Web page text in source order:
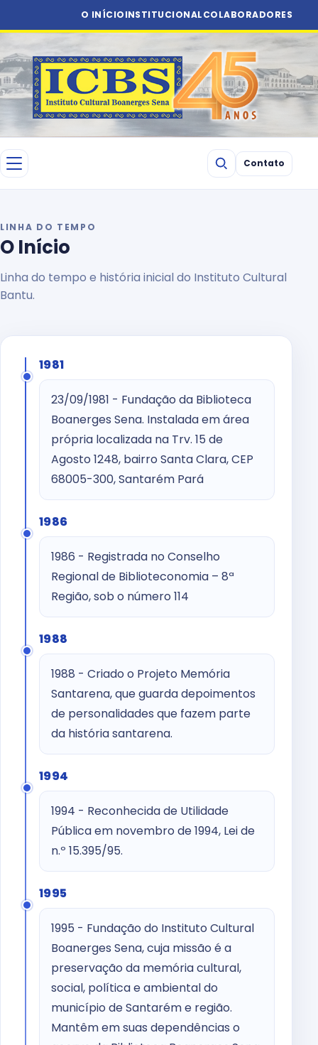
O INÍCIOINSTITUCIONALCOLABORADORES
Contato
LINHA DO TEMPO
O Início
Linha do tempo e história inicial do Instituto Cultural
Bantu.
1981
23/09/1981 - Fundação da Biblioteca
Boanerges Sena. Instalada em área
própria localizada na Trv. 15 de
Agosto 1248, bairro Santa Clara, CEP
68005-300, Santarém Pará
1986
1986 - Registrada no Conselho
Regional de Biblioteconomia – 8ª
Região, sob o número 114
1988
1988 - Criado o Projeto Memória
Santarena, que guarda depoimentos
de personalidades que fazem parte
da história santarena.
1994
1994 - Reconhecida de Utilidade
Pública em novembro de 1994, Lei de
n.º 15.395/95.
1995
1995 - Fundação do Instituto Cultural
Boanerges Sena, cuja missão é a
preservação da memória cultural,
social, política e ambiental do
município de Santarém e região.
Mantêm em suas dependências o